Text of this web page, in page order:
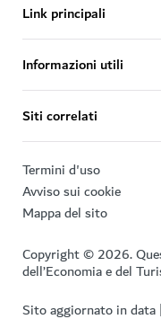
Link principali
Informazioni utili
Siti correlati
Termini d'uso
Avviso sui cookie
Mappa del sito
Copyright © 2026.
dell’Economia e del
Sito aggiornato in